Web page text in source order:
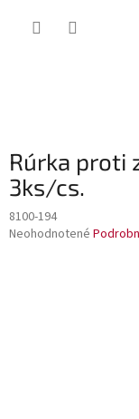
Rúrka proti
3ks/cs.
8100-194
Priemerné
Neohodnotené